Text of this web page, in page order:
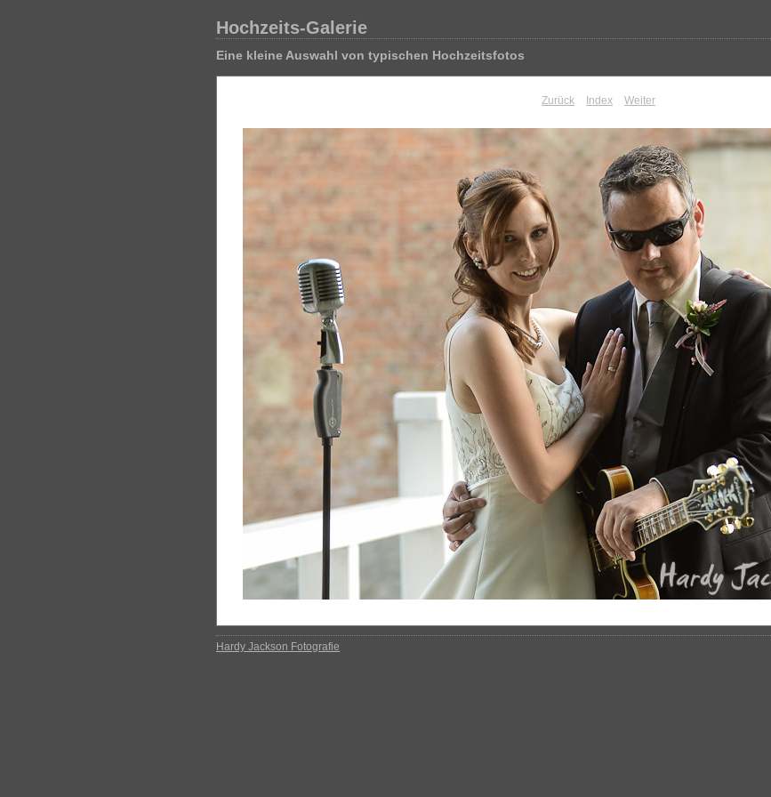
Hochzeits-Galerie
Eine kleine Auswahl von typischen Hochzeitsfotos
Zurück Index Weiter
Hardy Jackson Fotografie